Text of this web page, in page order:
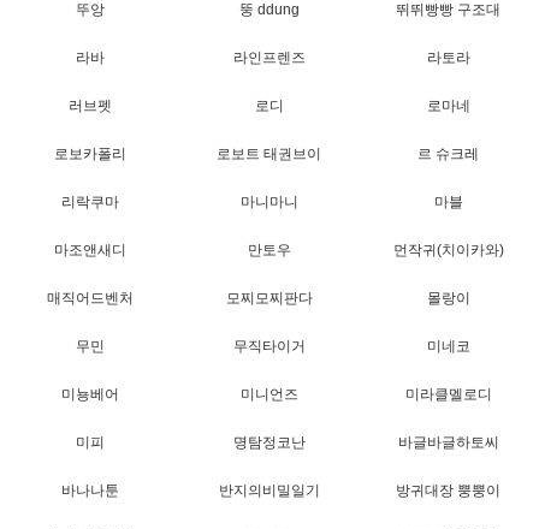
뚜앙 뚱 ddung 뛰뛰빵빵 구조대
라바 라인프렌즈 라토라
러브펫 로디 로마네
로보카폴리 로보트 태권브이 르 슈크레
리락쿠마 마니마니 마블
마조앤새디 만토우 먼작귀(치이카와)
매직어드벤처 모찌모찌판다 몰랑이
무민 무직타이거 미네코
미뇽베어 미니언즈 미라클멜로디
미피 명탐정코난 바글바글하토씨
바나나툰 반지의비밀일기 방귀대장 뿡뿡이